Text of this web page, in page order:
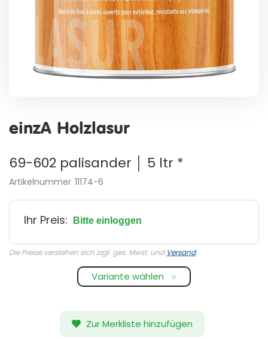
der
einzA Holzlasur
69-602 palisander │ 5 ltr *
Artikelnummer 11174-6
Ihr Preis: Bitte einloggen
Die Preise verstehen sich zzgl. ges. Mwst. und Versand.
Variante wählen
Zur Merkliste hinzufügen